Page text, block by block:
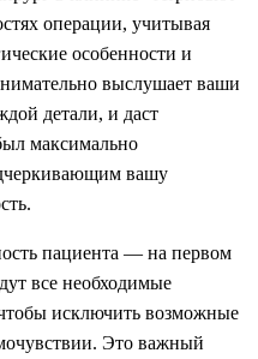
операции, учитывая
особенности и
выслушает ваши
детали, и даст
максимально
вашу
пациента — на первом
все необходимые
исключить возможные
Это важный